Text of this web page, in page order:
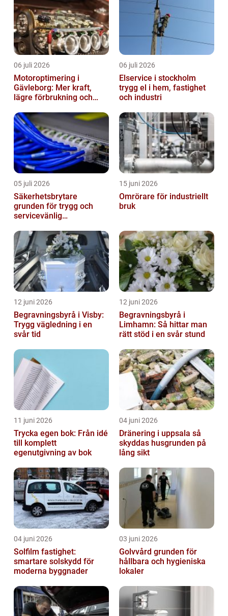
06 juli 2026
Motoroptimering i
Gävleborg: Mer kraft,
lägre förbrukning och
06 juli 2026
Elservice i stockholm
trygg el i hem, fastighet
och industri
05 juli 2026
Säkerhetsbrytare
grunden för trygg och
servicevänlig
15 juni 2026
Omrörare för industriellt
bruk
12 juni 2026
Begravningsbyrå i Visby:
Trygg vägledning i en
svår tid
12 juni 2026
Begravningsbyrå i
Limhamn: Så hittar man
rätt stöd i en svår stund
11 juni 2026
Trycka egen bok: Från idé
till komplett
egenutgivning av bok
04 juni 2026
Dränering i uppsala så
skyddas husgrunden på
lång sikt
04 juni 2026
Solfilm fastighet:
smartare solskydd för
moderna byggnader
03 juni 2026
Golvvård grunden för
hållbara och hygieniska
lokaler